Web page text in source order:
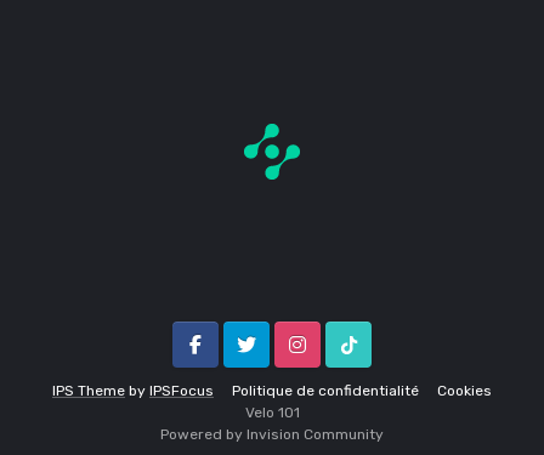
IPS Theme by IPSFocus Politique de confidentialité Cookies
FacebookTwitter InstagramTik Tok
Velo 1O1
Powered by Invision Community